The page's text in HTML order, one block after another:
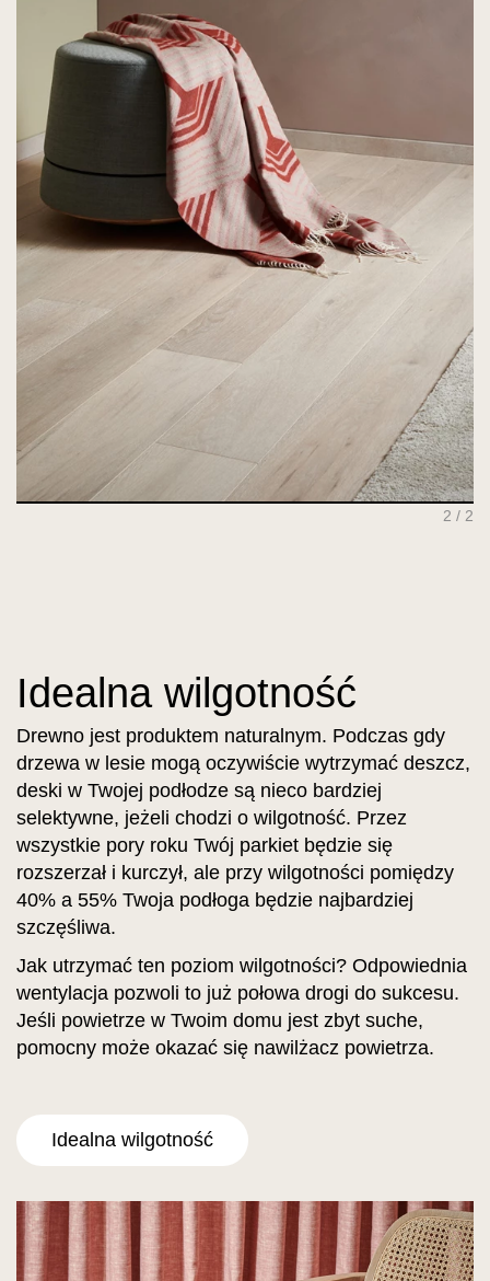
2 / 2
Idealna wilgotność
Drewno jest produktem naturalnym. Podczas gdy
drzewa w lesie mogą oczywiście wytrzymać deszcz,
deski w Twojej podłodze są nieco bardziej
selektywne, jeżeli chodzi o wilgotność. Przez
wszystkie pory roku Twój parkiet będzie się
rozszerzał i kurczył, ale przy wilgotności pomiędzy
40% a 55% Twoja podłoga będzie najbardziej
szczęśliwa.
Jak utrzymać ten poziom wilgotności? Odpowiednia
wentylacja pozwoli to już połowa drogi do sukcesu.
Jeśli powietrze w Twoim domu jest zbyt suche,
pomocny może okazać się nawilżacz powietrza.
Idealna wilgotność